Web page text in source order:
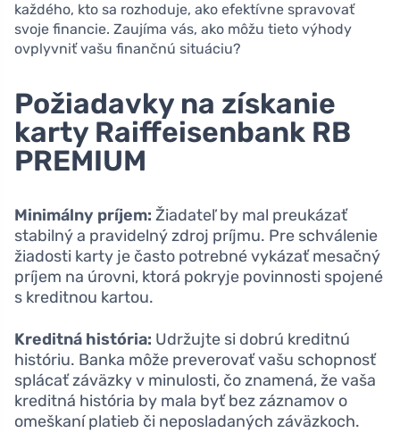
každého, kto sa rozhoduje, ako efektívne spravovať
svoje financie. Zaujíma vás, ako môžu tieto výhody
ovplyvniť vašu finančnú situáciu?
Požiadavky na získanie
karty Raiffeisenbank RB
PREMIUM
Minimálny príjem: Žiadateľ by mal preukázať
stabilný a pravidelný zdroj príjmu. Pre schválenie
žiadosti karty je často potrebné vykázať mesačný
príjem na úrovni, ktorá pokryje povinnosti spojené
s kreditnou kartou.
Kreditná história: Udržujte si dobrú kreditnú
históriu. Banka môže preverovať vašu schopnosť
splácať záväzky v minulosti, čo znamená, že vaša
kreditná história by mala byť bez záznamov o
omeškaní platieb či neposladaných záväzkoch.